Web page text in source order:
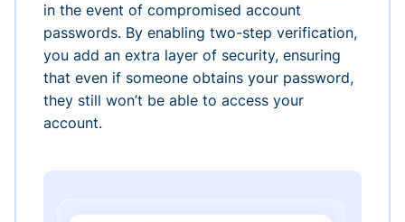
in the event of compromised account
passwords. By enabling two-step verification,
you add an extra layer of security, ensuring
that even if someone obtains your password,
they still won’t be able to access your
account.